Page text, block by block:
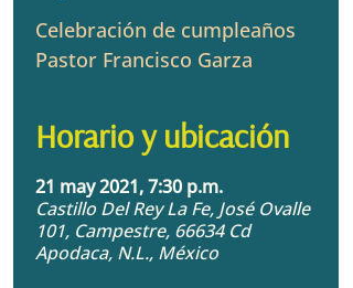
Celebración de cumpleaños
Pastor Francisco Garza
Horario y ubicación
21 may 2021, 7:30 p.m.
Castillo Del Rey La Fe, José Ovalle
101, Campestre, 66634 Cd
Apodaca, N.L., México